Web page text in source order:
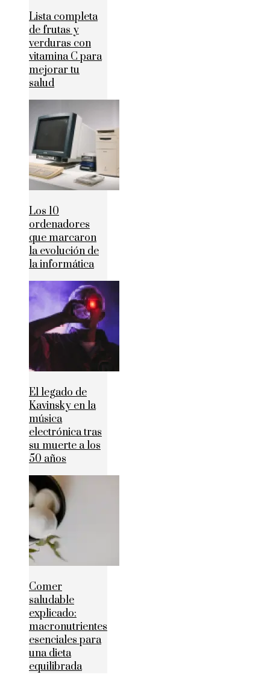
Lista completa
de frutas y
verduras con
vitamina C para
mejorar tu
salud
Los 10
ordenadores
que marcaron
la evolución de
la informática
El legado de
Kavinsky en la
música
electrónica tras
su muerte a los
50 años
Comer
saludable
explicado:
macronutrientes
esenciales para
una dieta
equilibrada